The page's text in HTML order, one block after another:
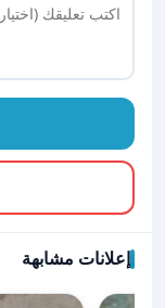
إعلانات مشابهة